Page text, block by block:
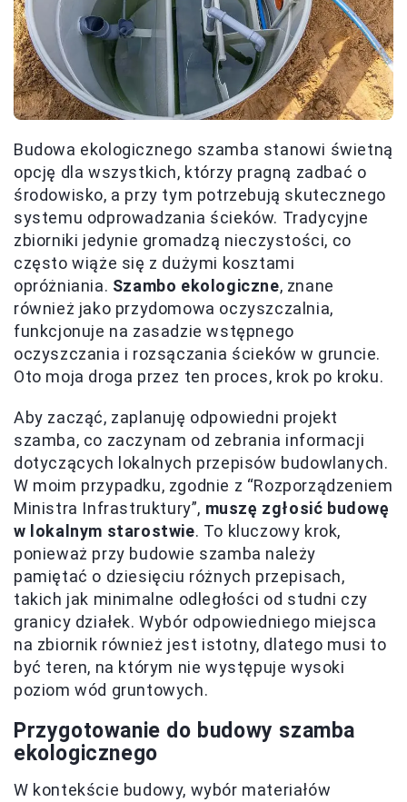
Budowa ekologicznego szamba stanowi świetną
opcję dla wszystkich, którzy pragną zadbać o
środowisko, a przy tym potrzebują skutecznego
systemu odprowadzania ścieków. Tradycyjne
zbiorniki jedynie gromadzą nieczystości, co
często wiąże się z dużymi kosztami
opróżniania. Szambo ekologiczne, znane
również jako przydomowa oczyszczalnia,
funkcjonuje na zasadzie wstępnego
oczyszczania i rozsączania ścieków w gruncie.
Oto moja droga przez ten proces, krok po kroku.
Aby zacząć, zaplanuję odpowiedni projekt
szamba, co zaczynam od zebrania informacji
dotyczących lokalnych przepisów budowlanych.
W moim przypadku, zgodnie z “Rozporządzeniem
Ministra Infrastruktury”, muszę zgłosić budowę
w lokalnym starostwie. To kluczowy krok,
ponieważ przy budowie szamba należy
pamiętać o dziesięciu różnych przepisach,
takich jak minimalne odległości od studni czy
granicy działek. Wybór odpowiedniego miejsca
na zbiornik również jest istotny, dlatego musi to
być teren, na którym nie występuje wysoki
poziom wód gruntowych.
Przygotowanie do budowy szamba
ekologicznego
W kontekście budowy, wybór materiałów